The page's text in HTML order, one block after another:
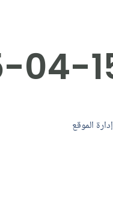
إدارة الموقع